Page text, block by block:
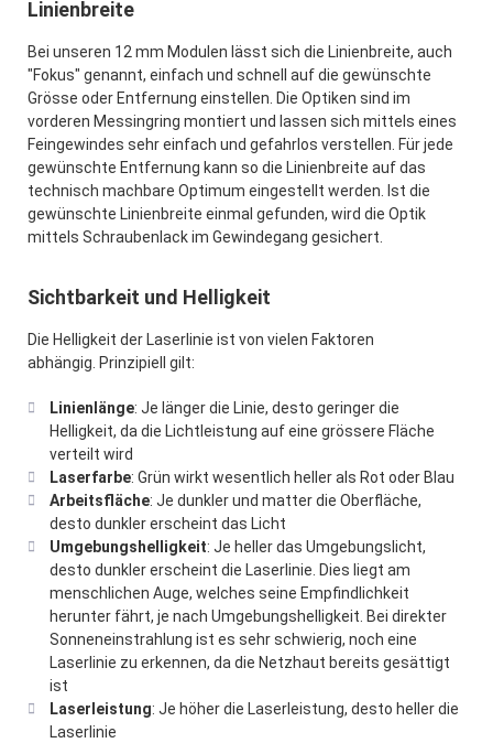
Linienbreite
Bei unseren 12 mm Modulen lässt sich die Linienbreite, auch
"Fokus" genannt, einfach und schnell auf die gewünschte
Grösse oder Entfernung einstellen. Die Optiken sind im
vorderen Messingring montiert und lassen sich mittels eines
Feingewindes sehr einfach und gefahrlos verstellen. Für jede
gewünschte Entfernung kann so die Linienbreite auf das
technisch machbare Optimum eingestellt werden. Ist die
gewünschte Linienbreite einmal gefunden, wird die Optik
mittels Schraubenlack im Gewindegang gesichert.
Sichtbarkeit und Helligkeit
Die Helligkeit der Laserlinie ist von vielen Faktoren
abhängig. Prinzipiell gilt:
Linienlänge: Je länger die Linie, desto geringer die
Helligkeit, da die Lichtleistung auf eine grössere Fläche
verteilt wird
Laserfarbe: Grün wirkt wesentlich heller als Rot oder Blau
Arbeitsfläche: Je dunkler und matter die Oberfläche,
desto dunkler erscheint das Licht
Umgebungshelligkeit: Je heller das Umgebungslicht,
desto dunkler erscheint die Laserlinie. Dies liegt am
menschlichen Auge, welches seine Empfindlichkeit
herunter fährt, je nach Umgebungshelligkeit. Bei direkter
Sonneneinstrahlung ist es sehr schwierig, noch eine
Laserlinie zu erkennen, da die Netzhaut bereits gesättigt
ist
Laserleistung: Je höher die Laserleistung, desto heller die
Laserlinie